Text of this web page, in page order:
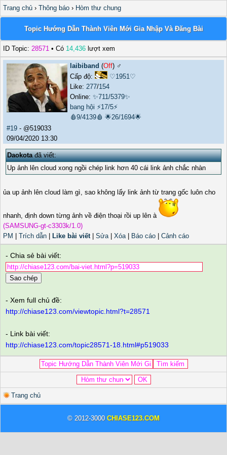
Trang chủ › Thông báo › Hòm thư chung
Topic Hướng Dẫn Thành Viên Mới Gia Nhập Và Đăng Bài
ID Topic: 28571 • Có 14,436 lượt xem
laibiband (Off) ♂️
Cấp độ:
♡1951♡
Like: 277/154
Online: ✨711/5379✨
bang hội ⚡17/5⚡
🩸9/4139🩸 🌟26/1694🌟
#19 - @519033
09/04/2020 13:30
Daokotađã viết:
Up ảnh lên cloud xong ngồi chép link hơn 40 cái link ảnh chắc nhàn
ủa up ảnh lên cloud làm gì, sao không lấy link ảnh từ trang gốc luôn cho
nhanh, định down từng ảnh về điện thoại rồi up lên à
(SAMSUNG-gt-c3303k/1.0)
PM
Trích dẫn Like bài viết| Sửa| Xóa| Báo cáo Cảnh cáo
- Chia sẻ bài viết:
Sao chép
- Xem full chủ đề:
http://chiase123.com/viewtopic.html?t=28571
- Link bài viết:
http://chiase123.com/topic28571-18.html#p519033
Trang chủ
© 2012-3000 CHIASE123.COM